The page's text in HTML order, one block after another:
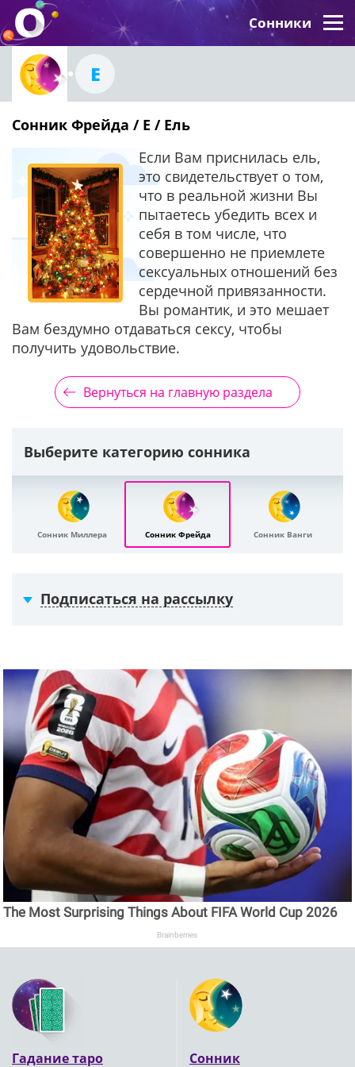
Сонники
Е
Сонник Фрейда / Е / Ель
Если Вам приснилась ель,
это свидетельствует о том,
что в реальной жизни Вы
пытаетесь убедить всех и
себя в том числе, что
совершенно не приемлете
сексуальных отношений без
сердечной привязанности.
Вы романтик, и это мешает
Вам бездумно отдаваться сексу, чтобы
получить удовольствие.
Вернуться на главную раздела
Выберите категорию сонника
Сонник Миллера Сонник Фрейда Сонник Ванги
Подписаться на рассылку
The Most Surprising Things About FIFA World Cup 2026
Brainberries
Гадание таро Сонник